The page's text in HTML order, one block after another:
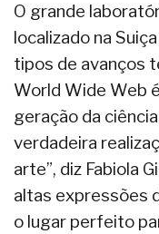
O grande
localizado na
tipos de avanços
World Wide Web
geração da
verdadeira
arte”, diz Fabiola
altas expressões
o lugar perfeito